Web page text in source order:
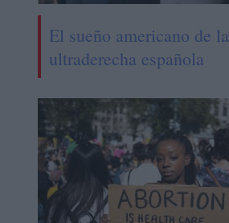
El sueño americano de la
ultraderecha española